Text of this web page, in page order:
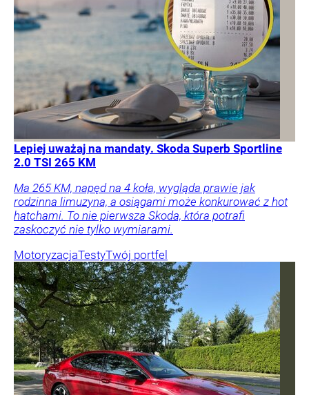
Lepiej uważaj na mandaty. Skoda Superb Sportline
2.0 TSI 265 KM
Ma 265 KM, napęd na 4 koła, wygląda prawie jak
rodzinna limuzyna, a osiągami może konkurować z hot
hatchami. To nie pierwsza Skoda, która potrafi
zaskoczyć nie tylko wymiarami.
MotoryzacjaTestyTwój portfel